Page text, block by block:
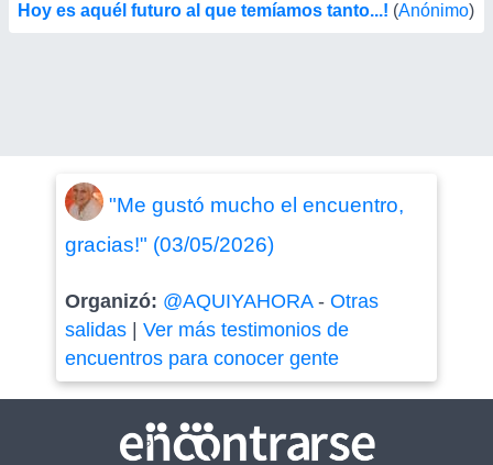
Hoy es aquél futuro al que temíamos tanto...! (Anónimo)
"Me gustó mucho el encuentro,
gracias!" (03/05/2026)
Organizó: @AQUIYAHORA- Otras
salidas| Ver más testimonios de
encuentros para conocer gente